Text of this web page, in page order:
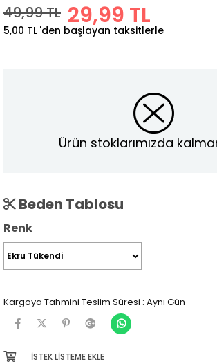
49,99 TL 29,99 TL
5,00 TL 'den başlayan taksitlerle
Ürün stoklarımızda
Beden Tablosu
Renk
Kargoya Tahmini Teslim Süresi : Aynı Gün
İSTEK LISTEME EKLE